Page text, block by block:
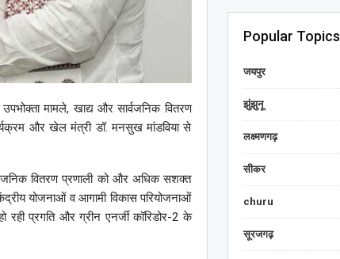
मामले, खाद्य और सार्वजनिक वितरण
और खेल मंत्री डॉ. मनसुख मांडविया से
वितरण प्रणाली को और अधिक सशक्त
योजनाओं व आगामी विकास परियोजनाओं
प्रगति और ग्रीन एनर्जी कॉरिडोर-2 के
Popular Topics
जयपुर
झुंझुनू
लक्ष्मणगढ़
सीकर
churu
सूरजगढ़